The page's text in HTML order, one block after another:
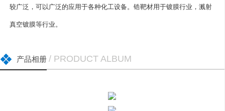
较广泛，可以广泛的应用于各种化工设备。锆靶材用于镀膜行业，溅射
真空镀膜等行业。
产品相册 / PRODUCT ALBUM